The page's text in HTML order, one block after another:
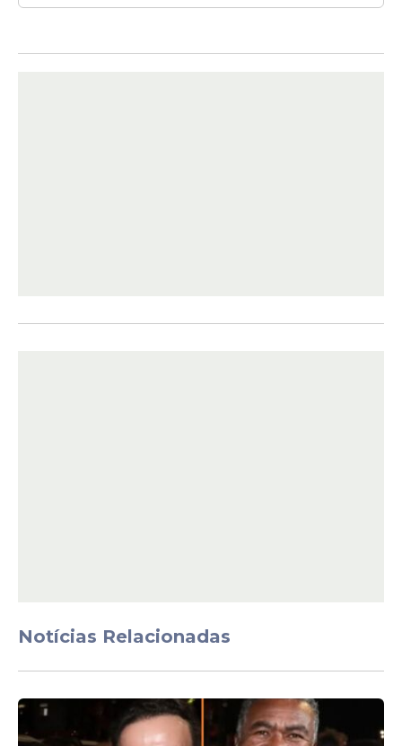
O ovo de sonho de valsa 277g apresentou
encontrado por R$ 74,90 no maior preço e
Notícias Relacionadas